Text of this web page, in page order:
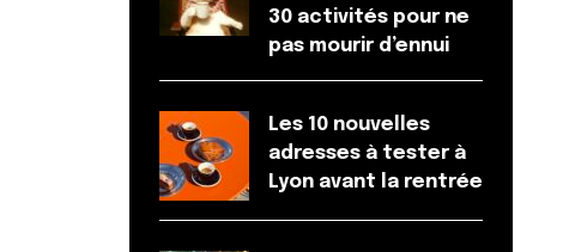
30 activités pour ne
pas mourir d’ennui
Les 10 nouvelles
adresses à tester à
Lyon avant la rentrée